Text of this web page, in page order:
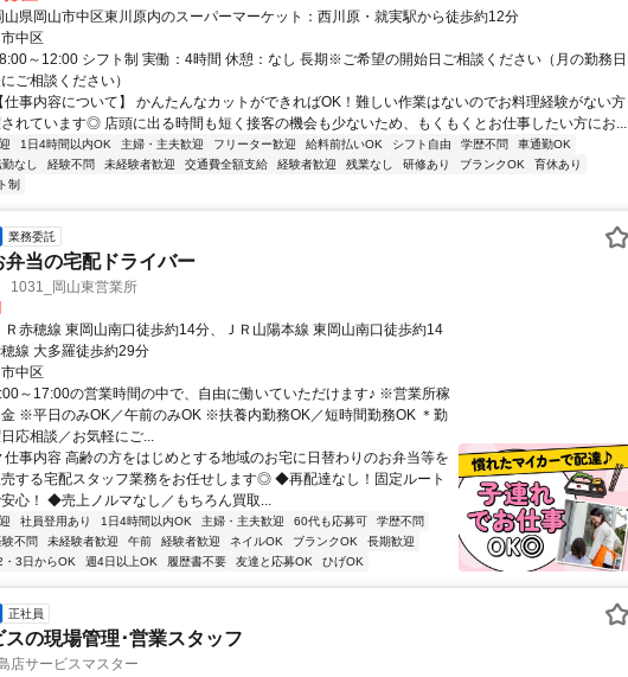
山県岡山市中区東川原内のスーパーマーケット：西川原・就実駅から徒歩約12分
中区
～12:00 シフト制 実働：4時間 休憩：なし 長期※ご希望の開始日ご相談ください（月の勤務日
ご相談ください）
仕事内容について】 かんたんなカットができればOK！難しい作業はないのでお料理経験がない方
れています◎ 店頭に出る時間も短く接客の機会も少ないため、もくもくとお仕事したい方にお...
1日4時間以内OK 主婦・主夫歓迎 フリーター歓迎 給料前払いOK シフト自由 学歴不問
車通勤OK
なし 経験不問 未経験者歓迎 交通費全額支給 経験者歓迎 残業なし 研修あり ブランクOK
育休あり
制
業務委託
弁当の宅配ドライバー
1031_岡山東営業所
Ｒ赤穂線 東岡山南口徒歩約14分、ＪＲ山陽本線 東岡山南口徒歩約14
線 大多羅徒歩約29分
中区
～17:00の営業時間の中で、自由に働いていただけます♪ ※営業所稼
※平日のみOK／午前のみOK ※扶養内勤務OK／短時間勤務OK ＊勤
応相談／お気軽にご...
事内容 高齢の方をはじめとする地域のお宅に日替わりのお弁当等を
する宅配スタッフ業務をお任せします◎ ◆再配達なし！固定ルート
心！ ◆売上ノルマなし／もちろん買取...
社員登用あり 1日4時間以内OK 主婦・主夫歓迎 60代も応募可
学歴不問
験不問 未経験者歓迎 午前 経験者歓迎 ネイルOK ブランクOK
長期歓迎
・3日からOK 週4日以上OK 履歴書不要 友達と応募OK ひげOK
正社員
スの現場管理･営業スタッフ
店サービスマスター